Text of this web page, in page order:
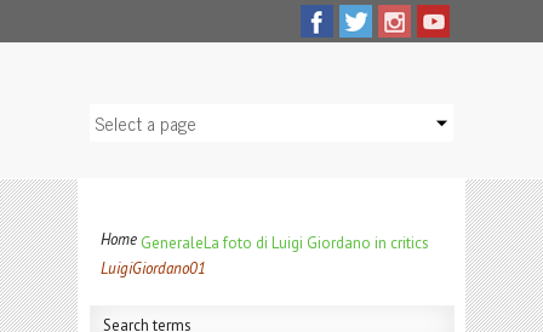
Home GeneraleLa foto di Luigi Giordano in critics
LuigiGiordano01